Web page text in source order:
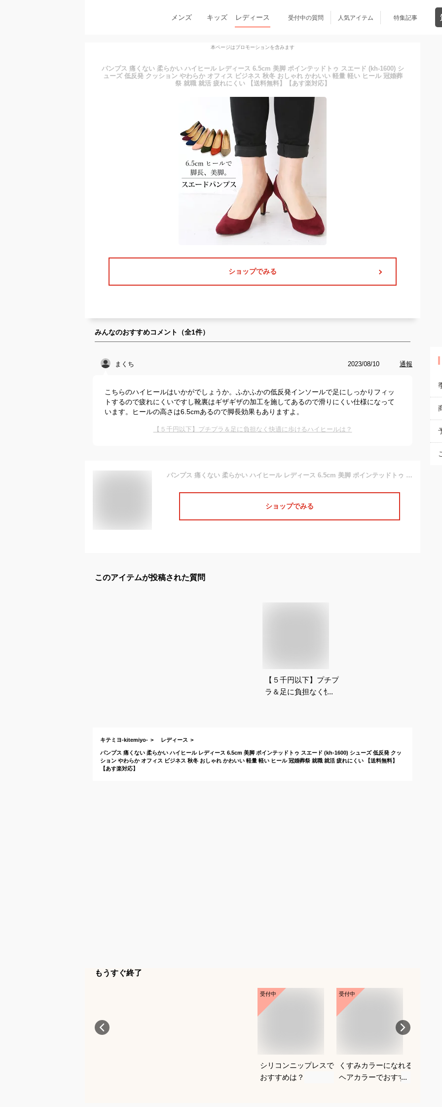
メンズ キッズ レディース 受付中の質問 人気アイテム 特集記事
本ページはプロモーションを含みます
パンプス 痛くない 柔らかい ハイヒール レディース 6.5cm 美脚 ポインテッドトゥ スエード (kh-1600) シ
ューズ 低反発 クッション やわらか オフィス ビジネス 秋冬 おしゃれ かわいい 軽量 軽い ヒール 冠婚葬
祭 就職 就活 疲れにくい 【送料無料】【あす楽対応】
ショップでみる
みんなのおすすめコメント（全1件）
まくち 2023/08/10 通報
こちらのハイヒールはいかがでしょうか。ふかふかの低反発インソールで足にしっかりフィッ
トするので疲れにくいですし靴裏はギザギザの加工を施してあるので滑りにくい仕様になって
います。ヒールの高さは6.5cmあるので脚長効果もありますよ。
【５千円以下】プチプラ＆足に負担なく快適に歩けるハイヒールは？
パンプス 痛くない 柔らかい ハイヒール レディース 6.5cm 美脚 ポインテッドトゥ スエード (kh-1600) シューズ 低反発 クッション やわらか オフィス ビジネス 秋冬 おしゃれ かわいい 軽量 軽い ヒール 冠婚葬祭 就職 就活 疲れにくい 【送料無料】【あす楽対応】
ショップでみる
このアイテムが投稿された質問
【５千円以下】プチプ
ラ＆足に負担なく快適
キテミヨ-kitemiyo- レディース
パンプス 痛くない 柔らかい ハイヒール レディース 6.5cm 美脚 ポインテッドトゥ スエード (kh-1600) シューズ 低反発 クッ
ション やわらか オフィス ビジネス 秋冬 おしゃれ かわいい 軽量 軽い ヒール 冠婚葬祭 就職 就活 疲れにくい 【送料無料】
【あす楽対応】
もうすぐ終了
受付中
シリコンニップレスで
おすすめは？
受付中
くすみカラーになれる
ヘアカラーでおすすめ